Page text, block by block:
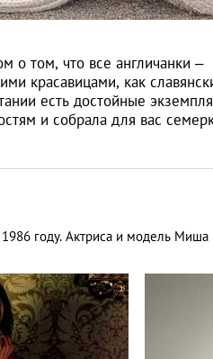
о том, что все англичанки –
красавицами, как
есть достойные
и собрала для вас
году. Актриса и модель